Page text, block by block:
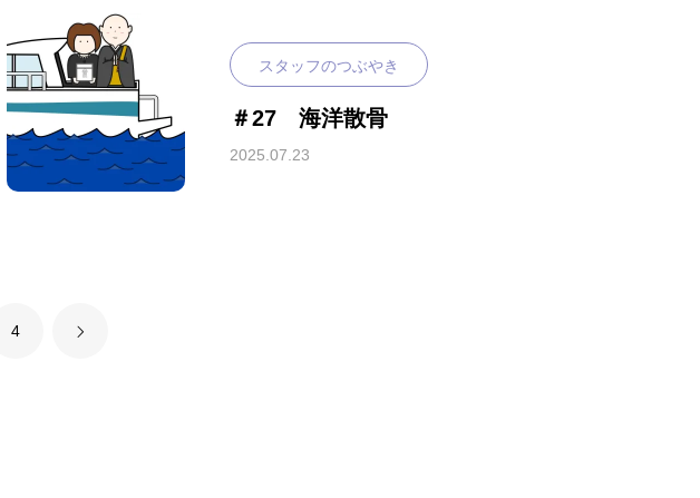
スタッフのつぶやき
＃27 海洋散骨
2025.07.23
4